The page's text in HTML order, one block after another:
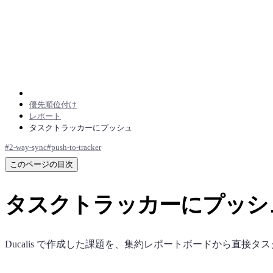
優先順位付け
レポート
タスクトラッカーにプッシュ
#2-way-sync#push-to-tracker
このページの目次
タスクトラッカーにプッシ
Ducalis で作成した課題を、集約レポートボードから直接タ